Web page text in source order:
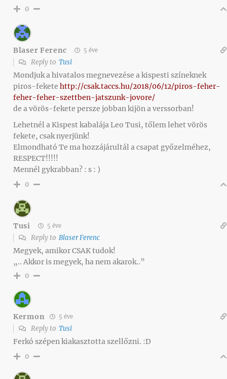
0
Blaser Ferenc 5 éve
Reply to Tusi
Mondjuk a hivatalos megnevezése a kispesti színeknek
piros-fekete http://csak.taccs.hu/2018/06/12/piros-feher-
feher-feher-szettben-jatszunk-jovore/
de a vörös-fekete persze jobban kijön a verssorban!
Lehetnél a Kispest kabalája Leo Tusi, tőlem lehet vörös
fekete, csak nyerjünk!
Elmondható Te ma hozzájárultál a csapat győzelméhez,
RESPECT!!!!!
Mennél gykrabban? : s : )
0
Tusi 5 éve
Reply to Blaser Ferenc
Megyek, amikor CSAK tudok!
„.. Akkor is megyek, ha nem akarok..”
0
Kermon 5 éve
Reply to Tusi
Ferkó szépen kiakasztotta szellőzni. :D
0